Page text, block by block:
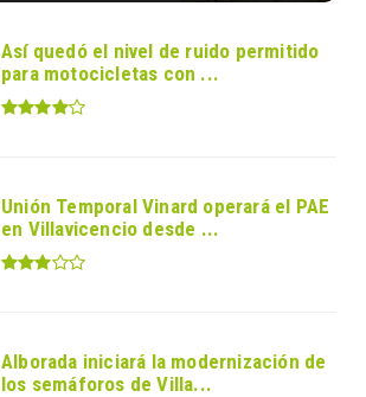
Así quedó el nivel de ruido permitido
para motocicletas con ...
Unión Temporal Vinard operará el PAE
en Villavicencio desde ...
Alborada iniciará la modernización de
los semáforos de Villa...